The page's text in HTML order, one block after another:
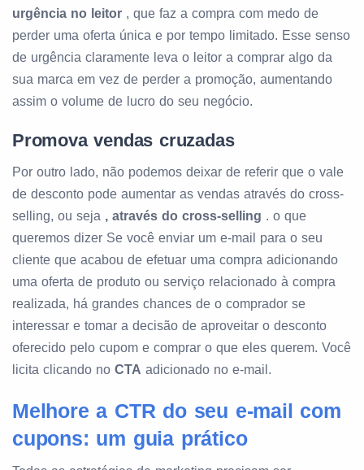
urgência no leitor , que faz a compra com medo de
perder uma oferta única e por tempo limitado. Esse senso
de urgência claramente leva o leitor a comprar algo da
sua marca em vez de perder a promoção, aumentando
assim o volume de lucro do seu negócio.
Promova vendas cruzadas
Por outro lado, não podemos deixar de referir que o vale
de desconto pode aumentar as vendas através do cross-
selling, ou seja , através do cross-selling . o que
queremos dizer Se você enviar um e-mail para o seu
cliente que acabou de efetuar uma compra adicionando
uma oferta de produto ou serviço relacionado à compra
realizada, há grandes chances de o comprador se
interessar e tomar a decisão de aproveitar o desconto
oferecido pelo cupom e comprar o que eles querem. Você
licita clicando no CTA adicionado no e-mail.
Melhore a CTR do seu e-mail com
cupons: um guia prático